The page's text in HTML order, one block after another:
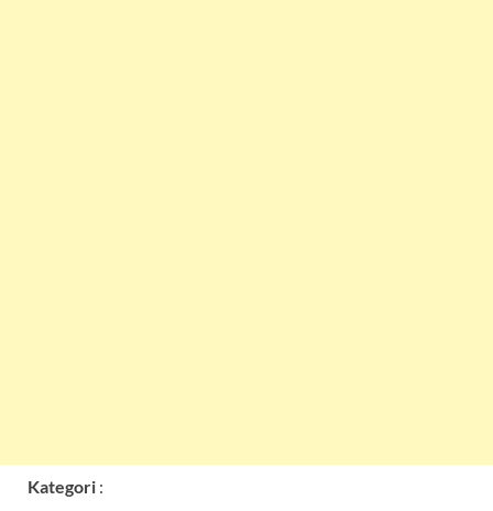
Kategori :